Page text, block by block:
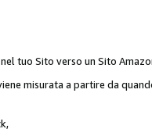
tuo Sito verso un Sito
misurata a partire da